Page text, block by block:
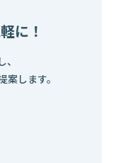
に！
します。